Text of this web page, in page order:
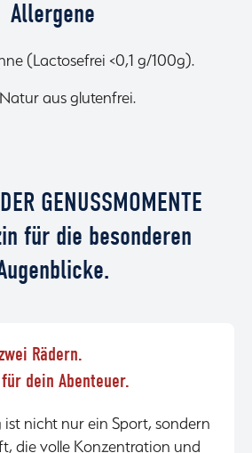
Allergene
(Lactosefrei <0,1 g/100g).
aus glutenfrei.
GENUSSMOMENTE
für die besonderen
Rädern.
dein Abenteuer.
nicht nur ein Sport, sondern
die volle Konzentration und